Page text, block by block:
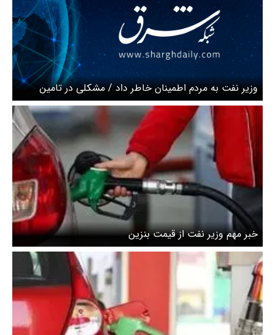
وزیر نفت به مردم اطمینان خاطر داد / مشکلی در تامین
سوخت نخواهیم داشت + ویدئو
خبر مهم وزیر نفت از قیمت بنزین